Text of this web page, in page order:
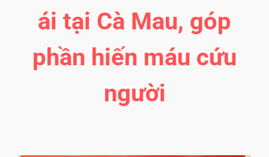
ái tại Cà Mau, góp
phần hiến máu cứu
người